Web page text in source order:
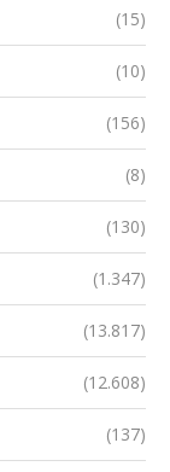
(15)
(10)
(156)
(8)
(130)
(1.347)
(13.817)
(12.608)
(137)